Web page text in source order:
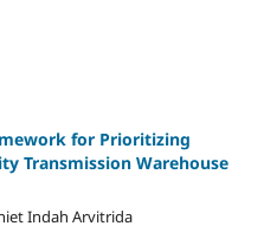
for Prioritizing
Transmission Warehouse
Indah Arvitrida